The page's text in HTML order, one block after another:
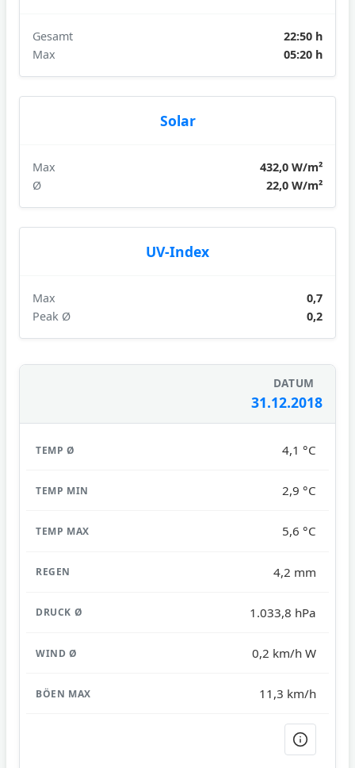
Gesamt
22:50 h
Max
05:20 h
Solar
Max
432,0 W/m²
Ø
22,0 W/m²
UV-Index
Max
0,7
Peak Ø
0,2
31.12.2018
4,1 °C
2,9 °C
5,6 °C
4,2 mm
1.033,8 hPa
0,2 km/h W
11,3 km/h